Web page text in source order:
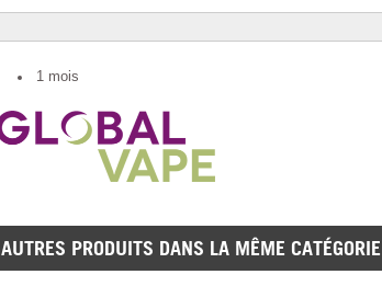
1 mois
AUTRES PRODUITS DANS LA MÊME